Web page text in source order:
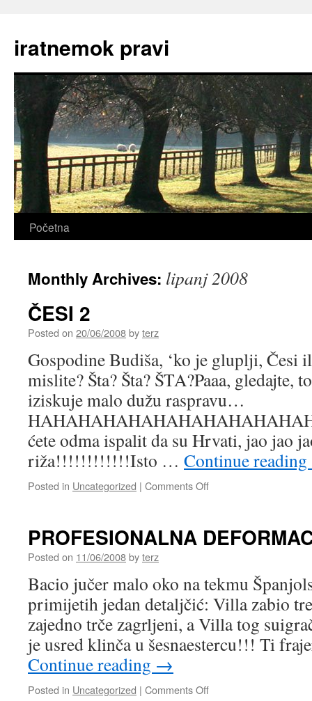
content
iratnemok pravi
Početna
Monthly Archives: lipanj 2008
ČESI 2
Posted on 20/06/2008byterz
Gospodine Budiša, ‘ko je gluplji, Česi
mislite? Šta? Šta? ŠTA?Paaa, gledajte,
iziskuje malo dužu raspravu…
ćete odma ispalit da su Hrvati, jao jao
riža!!!!!!!!!!!!Isto … Continue reading
Posted in Uncategorized | Comments Offon
PROFESIONALNA
Posted on 11/06/2008byterz
Bacio jučer malo oko na tekmu
primijetih jedan detaljčić: Villa zabio
zajedno trče zagrljeni, a Villa tog
je usred klinča u šesnaestercu!!! Ti
Continue reading →
Posted in Uncategorized | Comments Offon